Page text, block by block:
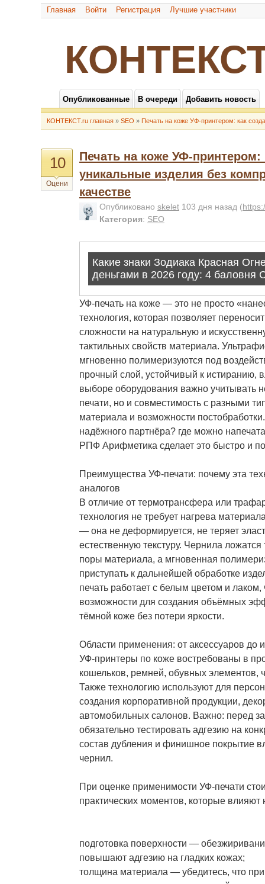
Главная Войти Регистрация Лучшие участники
Опубликованные В очереди Добавить новость
КОНТЕКСТ.ru главная » SEO » Печать на коже УФ-принтером: как
10
Оцени
Печать на коже УФ-принтером:
уникальные изделия без
качестве
Опубликовано skelet 103 дня назад (
Категория: SEO
УФ-печать на коже — это не просто
технология, которая позволяет
сложности на натуральную и
тактильных свойств материала.
мгновенно полимеризуются под
прочный слой, устойчивый к истиранию,
выборе оборудования важно учитывать
печати, но и совместимость с разными
материала и возможности
надёжного партнёра? где можно
РПФ Арифметика сделает это быстро и
Преимущества УФ-печати: почему эта
аналогов
В отличие от термотрансфера или
технология не требует нагрева
— она не деформируется, не теряет
естественную текстуру. Чернила
поры материала, а мгновенная
приступать к дальнейшей обработке
печать работает с белым цветом и лаком,
возможности для создания объёмных
тёмной коже без потери яркости.
Области применения: от аксессуаров до
УФ-принтеры по коже востребованы в
кошельков, ремней, обувных элементов,
Также технологию используют для
создания корпоративной продукции,
автомобильных салонов. Важно: перед
обязательно тестировать адгезию на
состав дубления и финишное покрытие
чернил.
При оценке применимости УФ-печати
практических моментов, которые влияют
подготовка поверхности —
повышают адгезию на гладких кожах;
толщина материала — убедитесь, что